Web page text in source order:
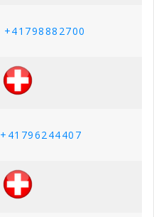
+41798882700
+41796244407